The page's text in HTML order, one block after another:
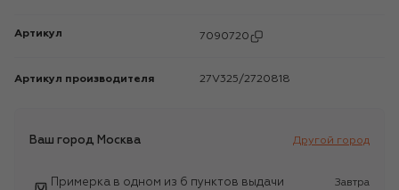
Артикул 7090720
Артикул производителя 27V325/2720818
Ваш город Москва Другой город
Примерка в одном из 6 пунктов выдачи
Завтра